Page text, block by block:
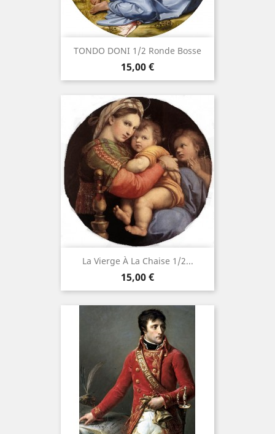
TONDO DONI 1/2 Ronde Bosse
Prix
15,00 €
La Vierge À La Chaise 1/2...
Prix
15,00 €